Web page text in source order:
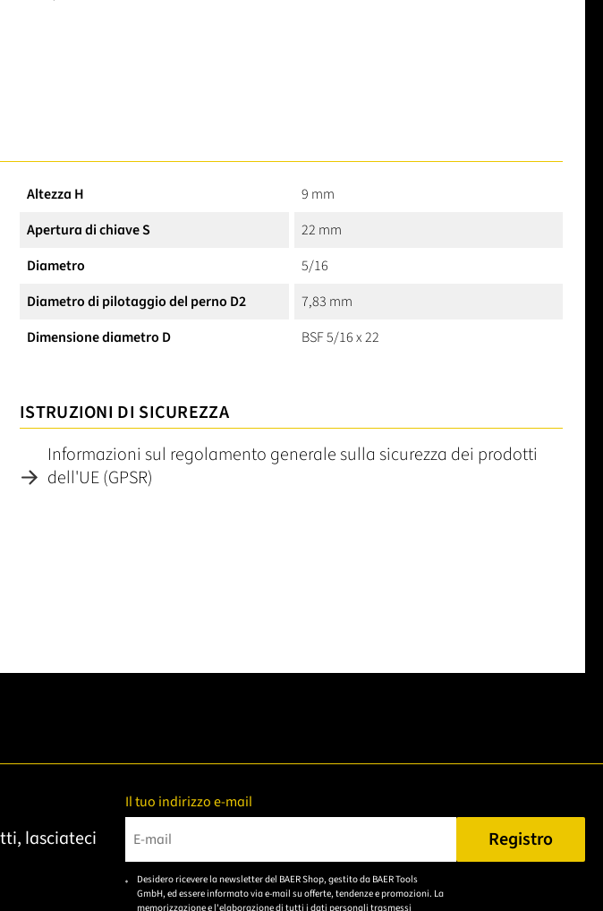
Altezza H
9 mm
Apertura di chiave S
22 mm
Diametro
5/16
Diametro di pilotaggio del perno D2
7,83 mm
Dimensione diametro D
BSF 5/16 x 22
ISTRUZIONI DI SICUREZZA
Informazioni sul regolamento generale sulla sicurezza dei prodotti
dell'UE (GPSR)
lasciateci
Il tuo indirizzo e-mail
Bitte geben Sie eine gültige E-Mail-Adresse ein.
Registro
Desidero ricevere la newsletter del BAER Shop, gestito da BAER Tools
GmbH, ed essere informato via e-mail su offerte, tendenze e promozioni. La
memorizzazione e l'elaborazione di tutti i dati personali trasmessi